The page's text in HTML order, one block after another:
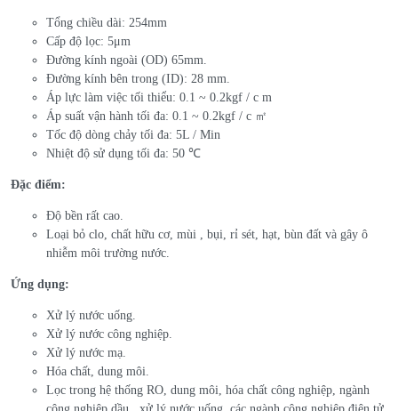
Tổng chiều dài: 254mm
Cấp độ lọc: 5μm
Đường kính ngoài (OD) 65mm.
Đường kính bên trong (ID): 28 mm.
Áp lực làm việc tối thiểu: 0.1 ~ 0.2kgf / c m
Áp suất vận hành tối đa: 0.1 ~ 0.2kgf / c ㎡
Tốc độ dòng chảy tối đa: 5L / Min
Nhiệt độ sử dụng tối đa: 50 ℃
Đặc điểm:
Độ bền rất cao.
Loại bỏ clo, chất hữu cơ, mùi , bụi, rỉ sét, hạt, bùn đất và gây ô
nhiễm môi trường nước.
Ứng dụng:
Xử lý nước uống.
Xử lý nước công nghiệp.
Xử lý nước mạ.
Hóa chất, dung môi.
Lọc trong hệ thống RO, dung môi, hóa chất công nghiệp, ngành